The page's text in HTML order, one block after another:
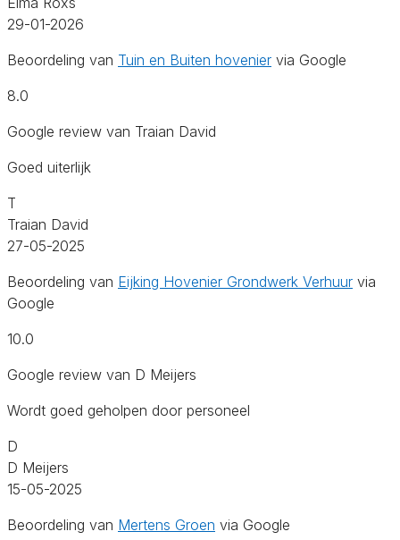
29-01-2026
Beoordeling van Tuin en Buiten hovenier via Google
8.0
Google review van Traian David
Goed uiterlijk
T
Traian David
27-05-2025
Beoordeling van Eijking Hovenier Grondwerk Verhuur via
Google
10.0
Google review van D Meijers
Wordt goed geholpen door personeel
D
D Meijers
15-05-2025
Beoordeling van Mertens Groen via Google